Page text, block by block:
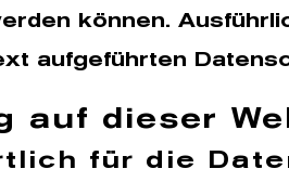
können.
aufgeführten
auf dieser
für die